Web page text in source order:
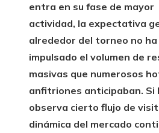
entra en su fase de mayor
actividad, la expectativa
alrededor del torneo no ha
impulsado el volumen de
masivas que numerosos
anfitriones anticipaban. Si
observa cierto flujo de
dinámica del mercado